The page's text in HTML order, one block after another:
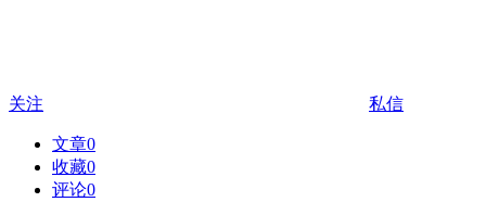
关注 私信
文章0
收藏0
评论0